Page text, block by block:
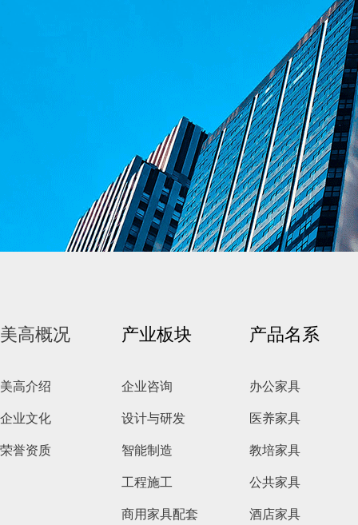
美高概况
美高介绍
企业文化
荣誉资质
产业板块
企业咨询
设计与研发
智能制造
工程施工
商用家具配套
产品名系
办公家具
医养家具
教培家具
公共家具
酒店家具